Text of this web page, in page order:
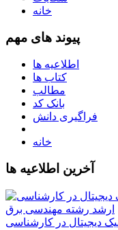
خانه
پیوند های مهم
اطلاعیه ها
کتاب ها
مطالب
بانک کد
فراگیری دانش
خانه
آخرین اطلاعیه ها
دیجیتال در کارشناسی